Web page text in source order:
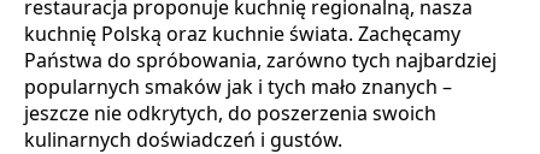
restauracja proponuje kuchnię regionalną, nasza
kuchnię Polską oraz kuchnie świata. Zachęcamy
Państwa do spróbowania, zarówno tych najbardziej
popularnych smaków jak i tych mało znanych –
jeszcze nie odkrytych, do poszerzenia swoich
kulinarnych doświadczeń i gustów.